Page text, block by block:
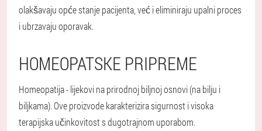
olakšavaju opće stanje pacijenta, već i eliminiraju upalni proces
i ubrzavaju oporavak.
HOMEOPATSKE PRIPREME
Homeopatija - lijekovi na prirodnoj biljnoj osnovi (na bilju i
biljkama). Ove proizvode karakterizira sigurnost i visoka
terapijska učinkovitost s dugotrajnom uporabom.